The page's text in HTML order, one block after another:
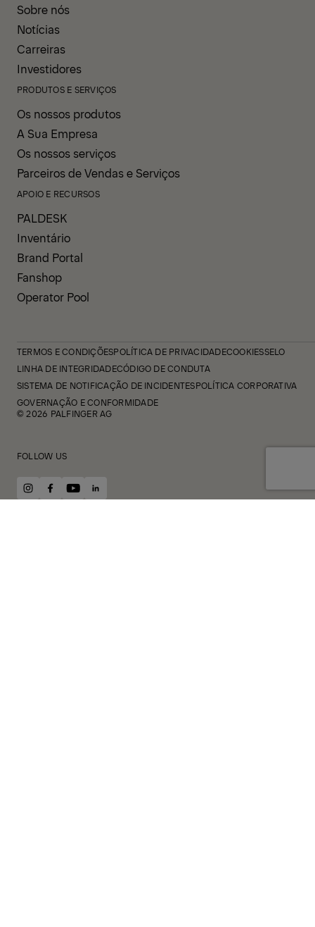
Sobre nós
Notícias
Carreiras
Investidores
PRODUTOS E SERVIÇOS
Os nossos produtos
A Sua Empresa
Os nossos serviços
Parceiros de Vendas e Serviços
APOIO E RECURSOS
PALDESK
Inventário
Brand Portal
Fanshop
Operator Pool
TERMOS E CONDIÇÕESPOLÍTICA DE PRIVACIDADECOOKIESSELO
LINHA DE INTEGRIDADECÓDIGO DE CONDUTA
SISTEMA DE NOTIFICAÇÃO DE INCIDENTESPOLÍTICA CORPORATIVA
GOVERNAÇÃO E CONFORMIDADE
© 2026 PALFINGER AG
FOLLOW US
instagram
facebook
youtubelinkedin